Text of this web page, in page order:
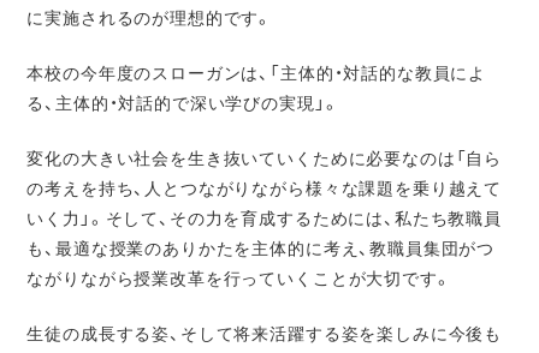
に実施されるのが理想的です。
本校の今年度のスローガンは、「主体的・対話的な教員によ
る、主体的・対話的で深い学びの実現」。
変化の大きい社会を生き抜いていくために必要なのは「自ら
の考えを持ち、人とつながりながら様々な課題を乗り越えて
いく力」。そして、その力を育成するためには、私たち教職員
も、最適な授業のありかたを主体的に考え、教職員集団がつ
ながりながら授業改革を行っていくことが大切です。
生徒の成長する姿、そして将来活躍する姿を楽しみに今後も